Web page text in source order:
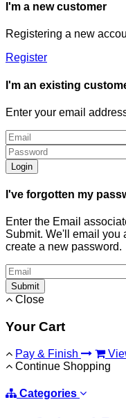
I'm a new customer
Registering a new
Register
I'm an existing
Enter your email
Login
I've forgotten my
Enter the Email
Submit. We'll email you
create a new password.
Submit
Close
Your Cart
Pay & Finish
Continue Shopping
Categories